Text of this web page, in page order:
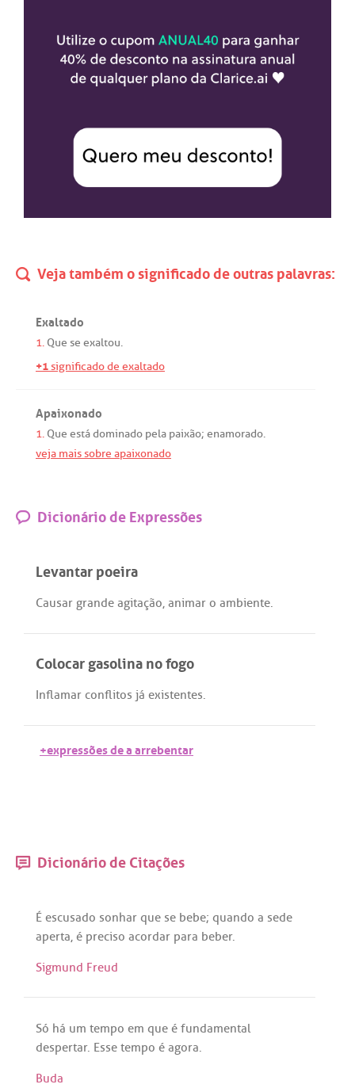
Veja também o significado de outras palavras:
Exaltado
1. Que se exaltou.
+1significado de exaltado
Apaixonado
1. Que estádominado pela paixão; enamorado.
veja mais sobre apaixonado
Dicionário de Expressões
Levantar poeira
Causar grande agitação, animar o ambiente.
Colocar gasolina no fogo
Inflamar conflitos já existentes.
+expressões de a arrebentar
Dicionário de Citações
É escusado sonhar que se bebe; quando a sede
aperta, é preciso acordar para beber.
Sigmund Freud
Só há um tempo em que é fundamental
despertar. Esse tempo é agora.
Buda